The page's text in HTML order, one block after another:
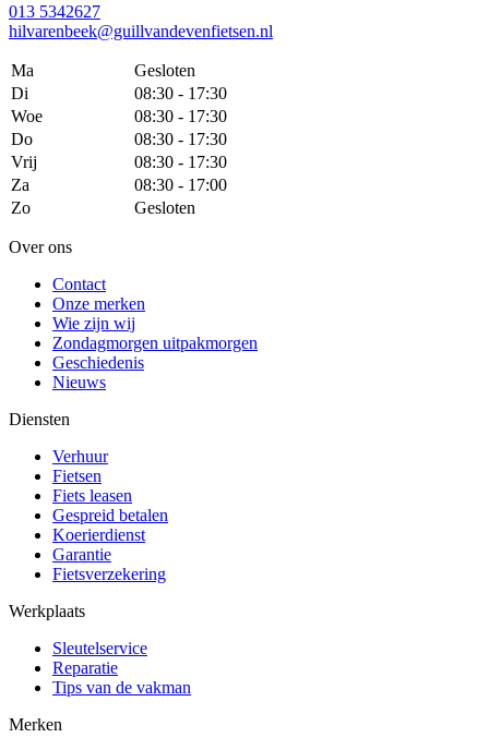
013 5342627
hilvarenbeek@guillvandevenfietsen.nl
Ma
Gesloten
Di
08:30 - 17:30
Woe
08:30 - 17:30
Do
08:30 - 17:30
Vrij
08:30 - 17:30
Za
08:30 - 17:00
Zo
Gesloten
Over ons
Contact
Onze merken
Wie zijn wij
Zondagmorgen uitpakmorgen
Geschiedenis
Nieuws
Diensten
Verhuur
Fietsen
Fiets leasen
Gespreid betalen
Koerierdienst
Garantie
Fietsverzekering
Werkplaats
Sleutelservice
Reparatie
Tips van de vakman
Merken